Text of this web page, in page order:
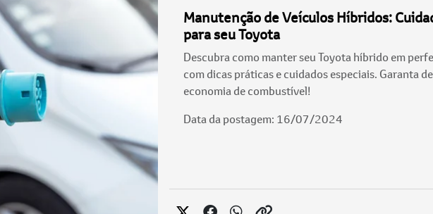
Manutenção de Veículos Híbridos:
para seu Toyota
Descubra como manter seu Toyota híbrido em
com dicas práticas e cuidados especiais. Garanta
economia de combustível!
Data da postagem: 16/07/2024